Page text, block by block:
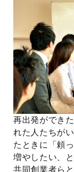
再出発ができ
れた人たちが
たときに「頼
増やしたい、
共同創業者ら